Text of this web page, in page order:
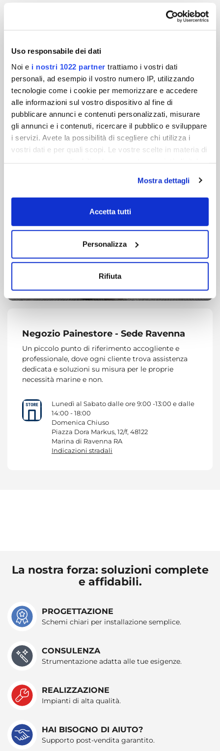
Uso responsabile dei dati
Noi e i nostri 1022 partner trattiamo i vostri dati
personali, ad esempio il vostro numero IP, utilizzando
tecnologie come i cookie per memorizzare e accedere
alle informazioni sul vostro dispositivo al fine di
pubblicare annunci e contenuti personalizzati, misurare
gli annunci e i contenuti, ricercare il pubblico e sviluppare
i servizi. Avete la possibilità di scegliere chi utilizza i
vostri dati e per quali scopi. Le vostre scelte in materia di
modificare o revocare il proprio consenso in qualsiasi
momento dalla Dichiarazione sui cookie o facendo clic
sull'icona di attivazione della privacy.
Con il tuo consenso, vorremmo anche:
raccogliere informazioni sulla tua posizione
geografica, con un'approssimazione di qualche
Identificare il tuo dispositivo, scansionandolo
attivamente alla ricerca di caratteristiche specifiche
e imposta le tue preferenze nellasezione dettagli. Puoi
dalla Dichiarazione sui cookie.
Utilizziamo i cookie per personalizzare contenuti ed
analizzare il nostro traffico. Condividiamo inoltre
informazioni sul modo in cui utilizza il nostro sito con i
nostri partner che si occupano di analisi dei dati web,
pubblicità e social media, i quali potrebbero combinarle
con altre informazioni che ha fornito loro o che hanno
Mostra dettagli
Accetta tutti
Personalizza
Rifiuta
Qui da noi puoi immergiti nell'esperienza nautica
completa. Un ambiente accogliente e
professionale, pronto ad accoglierti e guidarti
verso la soluzione perfetta per le tue esigenze
marine e non.
Lunedì - Venerdi dalle ore 9:00 -12:30 e dalle
14:30 alle 18:30
Sabato dalle ore 9:30 alle ore 12:30
Via Lucio Lando 95 (47921) Rimini
Marina di Rimini (Darsena)
Indicazioni stradali
Negozio Painestore - Sede Ravenna
Un piccolo punto di riferimento accogliente e
professionale, dove ogni cliente trova assistenza
dedicata e soluzioni su misura per le proprie
necessità marine e non.
Lunedì al Sabato dalle ore 9:00 -13:00 e dalle
14:00 - 18:00
Domenica Chiuso
Piazza Dora Markus, 12/f, 48122
Marina di Ravenna RA
Indicazioni stradali
La nostra forza: soluzioni complete
e affidabili.
PROGETTAZIONE
Schemi chiari per installazione semplice.
CONSULENZA
Strumentazione adatta alle tue esigenze.
REALIZZAZIONE
Impianti di alta qualità.
HAI BISOGNO DI AIUTO?
Supporto post-vendita garantito.